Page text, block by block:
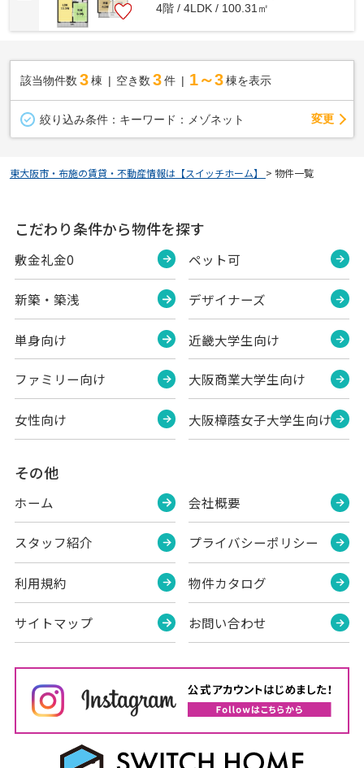
4階 / 4LDK / 100.31㎡
該当物件数 3棟 空き数 3 件 1～3 棟を表示
絞り込み条件： キーワード：メゾネット 変更
東大阪市・布施の賃貸・不動産情報は【スイッチホーム】 > 物件一覧
こだわり条件から物件を探す
敷金礼金0
新築・築浅
単身向け
ファミリー向け
女性向け
ペット可
デザイナーズ
近畿大学生向け
大阪商業大学生向け
大阪樟蔭女子大学生向け
その他
ホーム
スタッフ紹介
利用規約
サイトマップ
会社概要
プライバシーポリシー
物件カタログ
お問い合わせ